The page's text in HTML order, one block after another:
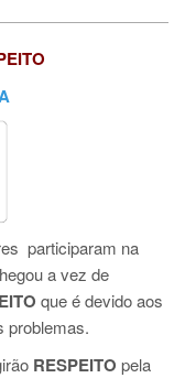
participaram na
a vez de
que é devido aos
problemas.
RESPEITO pela